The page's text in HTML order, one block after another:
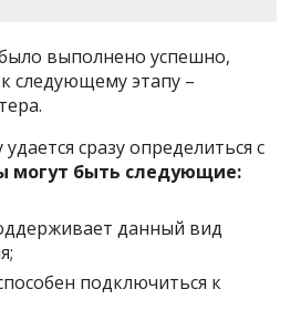
выполнено успешно,
следующему этапу –
сразу определиться с
могут быть следующие:
данный вид
подключиться к